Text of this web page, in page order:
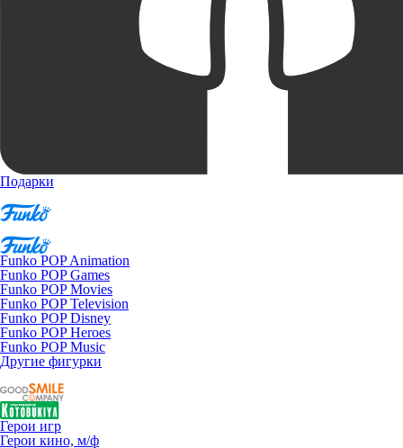
Подарки
Funko POP Animation
Funko POP Games
Funko POP Movies
Funko POP Television
Funko POP Disney
Funko POP Heroes
Funko POP Music
Другие фигурки
Герои игр
Герои кино, м/ф